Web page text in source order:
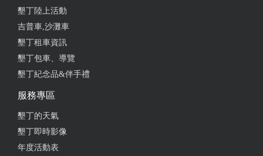
這家店的水煎包包肉的口味和溫豆漿小的超級好吃又
水煎包（肉） 這個味道很不錯，吃一口外皮酥脆肉餡
味道濃郁，可惜太小一個。 蛋餅 粉漿蛋餅，但是吃
墾丁陸上活動
吉普車,沙灘車
墾丁租車資訊
墾丁包車、導覽
墾丁紀念品&伴手禮
服務專區
墾丁的天氣
墾丁即時影像
年度活動表